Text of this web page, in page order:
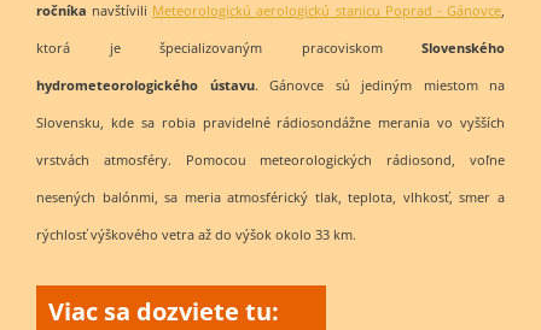
ročníka navštívili Meteorologickú aerologickú stanicu Poprad - Gánovce,
ktorá je špecializovaným pracoviskom Slovenského
hydrometeorologického ústavu. Gánovce sú jediným miestom na
Slovensku, kde sa robia pravidelné rádiosondážne merania vo vyšších
vrstvách atmosféry. Pomocou meteorologických rádiosond, voľne
nesených balónmi, sa meria atmosférický tlak, teplota, vlhkosť, smer a
rýchlosť výškového vetra až do výšok okolo 33 km.
Viac sa dozviete tu: